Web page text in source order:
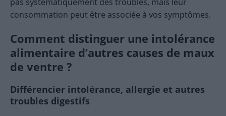
consommation peut être associée à vos symptômes.
Comment distinguer une intolérance
alimentaire d’autres causes de maux
de ventre ?
Différencier intolérance, allergie et autres
troubles digestifs